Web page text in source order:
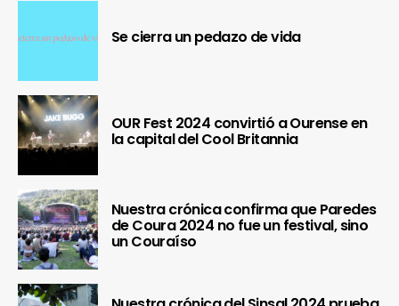
Se cierra un pedazo de vida
OUR Fest 2024 convirtió a Ourense en
la capital del Cool Britannia
Nuestra crónica confirma que Paredes
de Coura 2024 no fue un festival, sino
un Couraíso